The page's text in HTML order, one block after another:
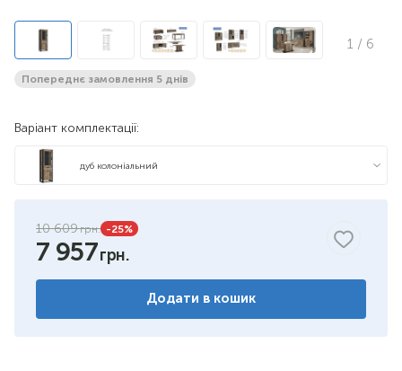
1 / 6
Попереднє замовлення 5 днів
Варіант комплектації:
дуб колоніальний
10 609 -25%
7 957
Додати в кошик